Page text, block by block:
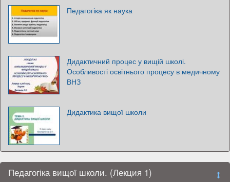
Педагогіка як наука
Дидактичний процес у вищій школі.
Особливості освітнього процесу в медичному
ВНЗ
Дидактика вищої школи
Педагогіка вищої школи. (Лекция 1)